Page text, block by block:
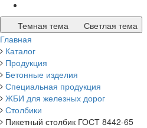
Темная тема
Светлая тема
Главная
Каталог
Продукция
Бетонные изделия
Специальная продукция
ЖБИ для железных дорог
Столбики
Пикетный столбик ГОСТ 8442-65